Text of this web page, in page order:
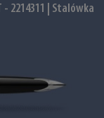
2214311 | Stalówka